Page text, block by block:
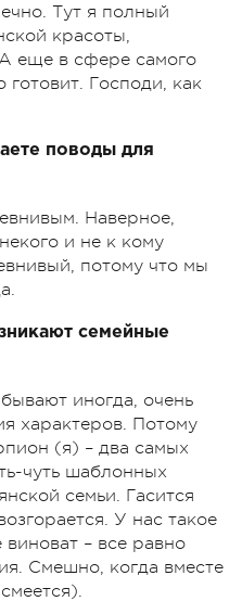
Тут я полный
красоты,
еще в сфере самого
готовит. Господи, как
поводы для
Наверное,
и не к кому
потому что мы
семейные
иногда, очень
характеров. Потому
(я) – два самых
чуть шаблонных
семьи. Гасится
У нас такое
– все равно
Смешно, когда вместе